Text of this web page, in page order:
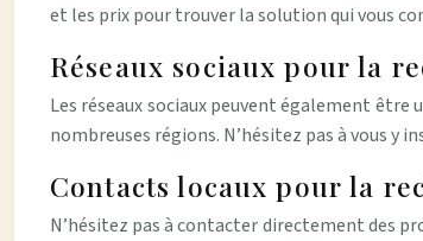
et les prix pour trouver la solution qui vous
Réseaux sociaux pour la
Les réseaux sociaux peuvent également
nombreuses régions. N’hésitez pas à vous
Contacts locaux pour la
N’hésitez pas à contacter directement des